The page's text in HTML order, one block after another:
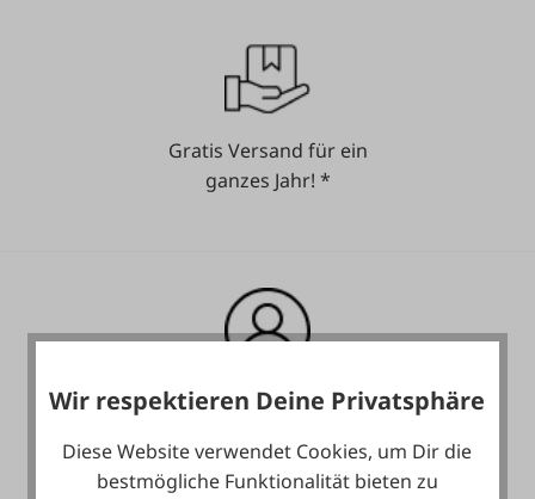
Gratis Versand für ein
ganzes Jahr! *
Heute noch Service
Wir respektieren Deine Privatsphäre
Diese Website verwendet Cookies, um Dir die
bestmögliche Funktionalität bieten zu